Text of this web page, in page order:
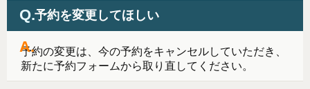
予約を変更してほしい
予約の変更は、今の予約をキャンセルしていただき、
新たに予約フォームから取り直してください。